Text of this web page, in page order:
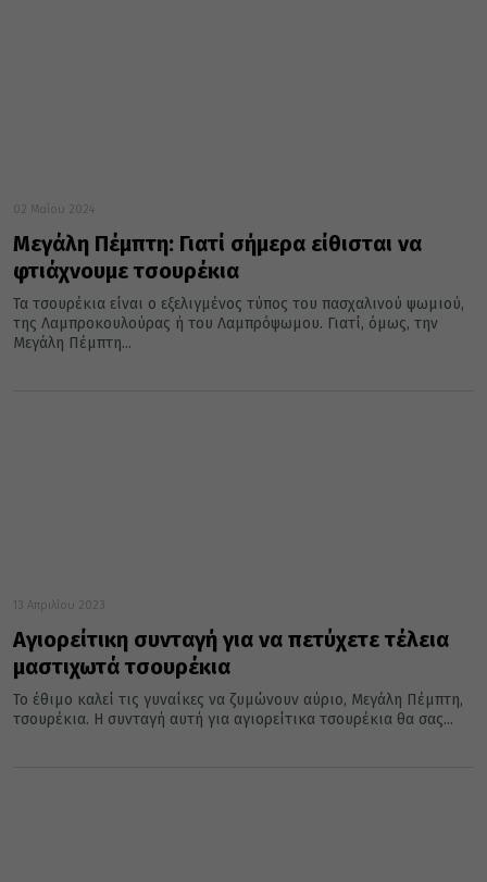
02 Μαΐου 2024
Μεγάλη Πέμπτη: Γιατί σήμερα είθισται να
φτιάχνουμε τσουρέκια
Τα τσουρέκια είναι ο εξελιγμένος τύπος του πασχαλινού ψωμιού,
της Λαμπροκουλούρας ή του Λαμπρόψωμου. Γιατί, όμως, την
Μεγάλη Πέμπτη...
13 Απριλίου 2023
Αγιορείτικη συνταγή για να πετύχετε τέλεια
μαστιχωτά τσουρέκια
Το έθιμο καλεί τις γυναίκες να ζυμώνουν αύριο, Μεγάλη Πέμπτη,
τσουρέκια. Η συνταγή αυτή για αγιορείτικα τσουρέκια θα σας...